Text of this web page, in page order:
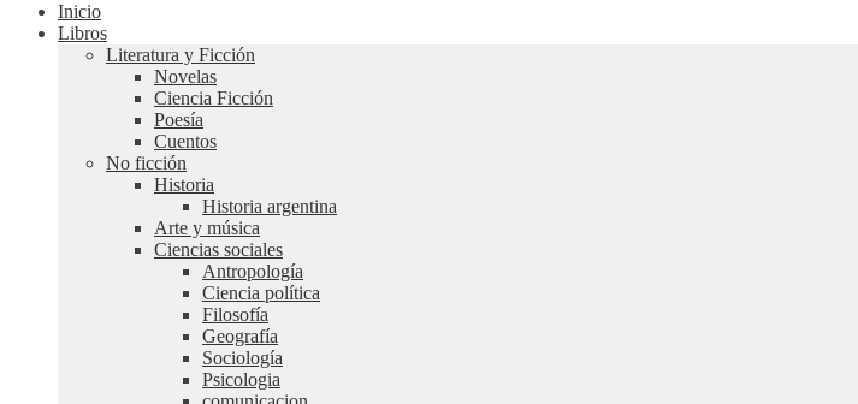
Inicio
Libros
Literatura y Ficción
Novelas
Ciencia Ficción
Poesía
Cuentos
No ficción
Historia
Historia argentina
Arte y música
Ciencias sociales
Antropología
Ciencia política
Filosofía
Geografía
Sociología
Psicologia